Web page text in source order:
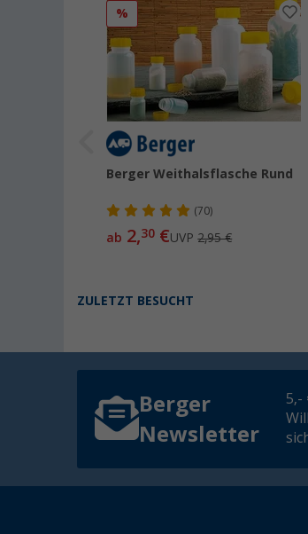
%
Berger Weithalsflasche Rund
(70)
ab 2,30 €UVP2,95 €
ZULETZT BESUCHT
Berger
Newsletter
5,-